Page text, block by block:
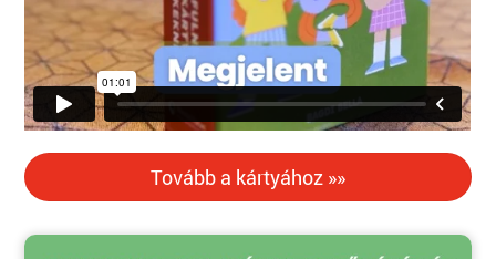
Tovább a kártyához »»